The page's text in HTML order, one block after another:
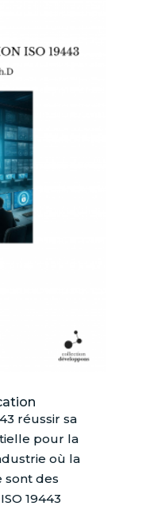
réussir sa
pour la
où la
sont des
19443